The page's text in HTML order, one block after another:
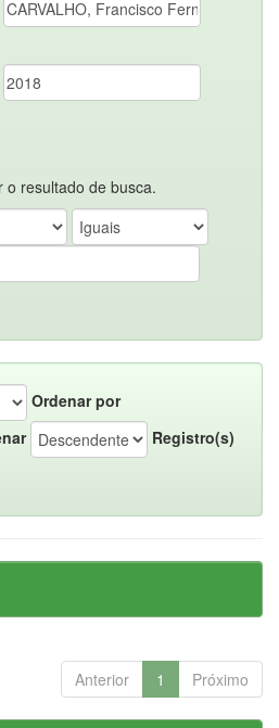
o resultado de busca.
Ordenar por
Registro(s)
Anterior 1 Próximo